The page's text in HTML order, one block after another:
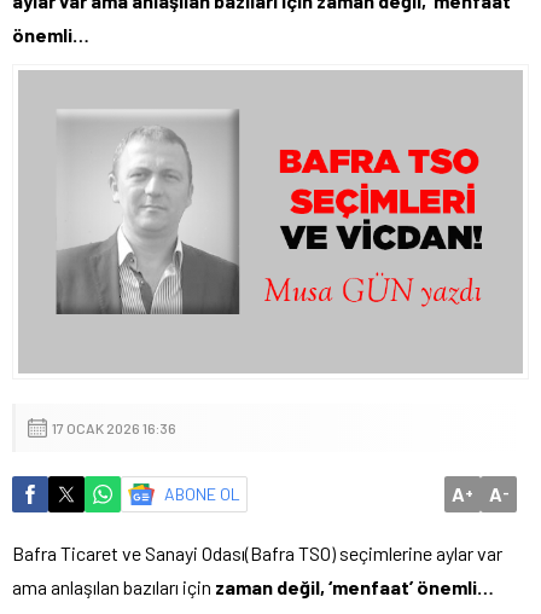
55,1602
önemli…
17 OCAK 2026 16:36
ABONE OL A+ A-
Bafra Ticaret ve Sanayi Odası(Bafra TSO) seçimlerine aylar var
ama anlaşılan bazıları için zaman değil, ‘menfaat’ önemli…